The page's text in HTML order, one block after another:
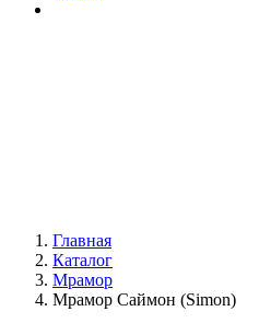
Главная
Каталог
Мрамор
Мрамор Саймон (Simon)